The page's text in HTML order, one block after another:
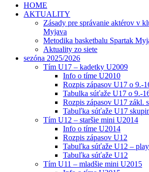
HOME
AKTUALITY
Zásady pre správanie aktérov v
Myjava
Metodika basketbalu Spartak
Aktuality zo siete
sezóna 2025/2026
Tím U17 – kadetky U2009
Info o tíme U2010
Rozpis zápasov U17 o 9.-
Tabulka súťaže U17 o 9.-
Rozpis zápasov U17 zákl.
Tabuľka súťaže U17
Tím U12 – staršie mini U2014
Info o tíme U2014
Rozpis zápasov U12
Tabuľka súťaže U12 –
Tabuľka súťaže U12
Tím U11 – mladšie mini U2015